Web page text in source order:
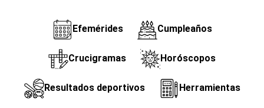
Efemérides Cumpleaños
Crucigramas Horóscopos
Resultados deportivos Herramientas